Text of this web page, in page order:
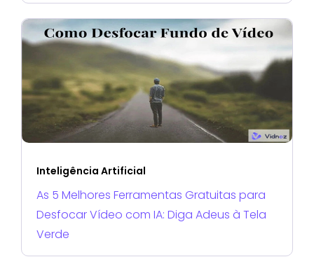
Inteligência Artificial
As 5 Melhores Ferramentas Gratuitas para
Desfocar Vídeo com IA: Diga Adeus à Tela
Verde